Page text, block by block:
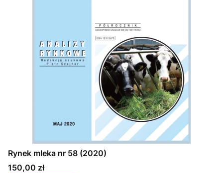
Rynek mleka nr 58 (2020)
Cena
150,00 zł